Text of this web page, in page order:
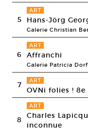
5
ART
Hans-Jörg
Galerie Christian
6
ART
Affranchi
Galerie Patricia
7 ART
OVNi folies !
8
ART
Charles
inconnue